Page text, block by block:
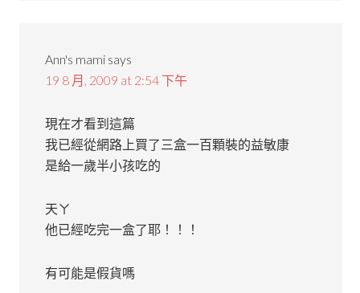
Ann's mami says
19 8 月, 2009 at 2:54 下午
現在才看到這篇
我已經從網路上買了三盒一百顆裝的益敏康
是給一歲半小孩吃的
天ㄚ
他已經吃完一盒了耶！！！
有可能是假貨嗎